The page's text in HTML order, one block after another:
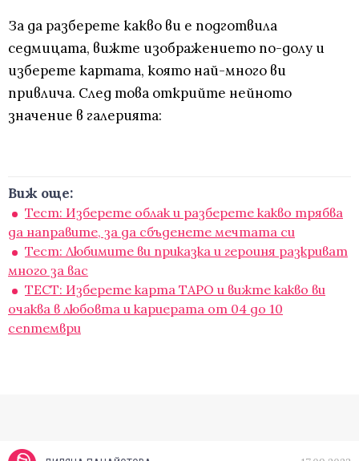
За да разберете какво ви е подготвила
седмицата, вижте изображението по-долу и
изберете картата, която най-много ви
привлича. След това открийте нейното
значение в галерията:
Виж още:
Тест: Изберете облак и разберете какво трябва
да направите, за да сбъденете мечтата си
Тест: Любимите ви приказка и героиня разкриват
много за вас
ТЕСТ: Изберете карта ТАРО и вижте какво ви
очаква в любовта и кариерата от 04 до 10
септември